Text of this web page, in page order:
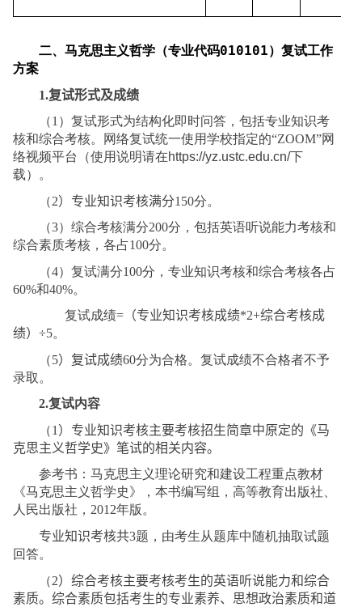
二、马克思主义哲学（专业代码010101） 复试工作
方案
1.复试形式及成绩
（1 ）复试形式为结构化即时问答，包括专业知识考
核和综合考核。网络复试统一使用学校指定的“ZOOM”网
络视频平台（使用说明请在https://yz.ustc.edu.cn/下
载）。
（2）专业知识考核满分150分。
（3）综合考核满分200分，包括英语听说能力考核和
综合素质考核，各占100分。
（4）复试满分100分，专业知识考核和综合考核各占
60%和40%。
复试成绩= （专业知识考核成绩*2+综合考核成
绩） ÷5。
（5） 复试成绩60分为合格。复试成绩不合格者不予
录取。
2.复试内容
（1 ）专业知识考核主要考核招生简章中原定的《马
克思主义哲学史》笔试的相关内容。
参考书：马克思主义理论研究和建设工程重点教材
《马克思主义哲学史》，本书编写组，高等教育出版社、
人民出版社， 2012年版。
专业知识考核共3题，由考生从题库中随机抽取试题
回答。
（2）综合考核主要考核考生的英语听说能力和综合
素质。综合素质包括考生的专业素养、思想政治素质和道